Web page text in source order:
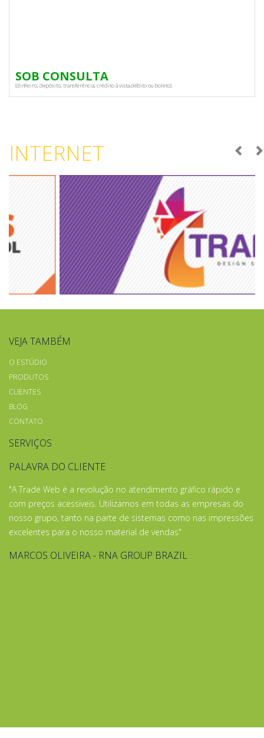
SOB CONSULTA
(dinheiro, depósito, transferência, crédito à vista,débito ou boleto).
INTERNET
VEJA TAMBÉM
O ESTÚDIO
PRODUTOS
CLIENTES
BLOG
CONTATO
SERVIÇOS
PALAVRA DO CLIENTE
"A Trade Web é a revolução no atendimento gráfico rápido e
com preços acessiveis. Utilizamos em todas as empresas do
nosso grupo, tanto na parte de sistemas como nas impressões
excelentes para o nosso material de vendas"
MARCOS OLIVEIRA - RNA GROUP BRAZIL